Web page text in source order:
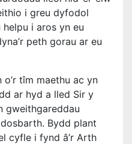
i greu dyfodol
i aros yn eu
peth gorau ar eu
o’r tîm maethu ac yn
ar hyd a lled Sir y
gweithgareddau
Bydd plant
cyfle i fynd â’r Arth